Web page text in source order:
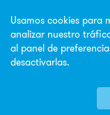
Sobre la web
Política de privacidad
Política de cookies